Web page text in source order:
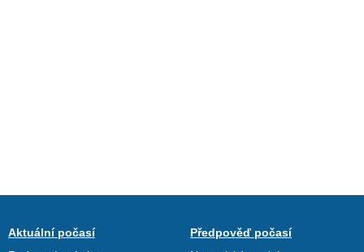
Aktuální počasí
Předpověď počasí